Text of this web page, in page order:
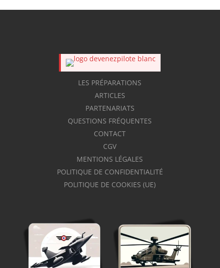
LES PRÉPARATIONS
ARTICLES
PARTENARIATS
QUESTIONS FRÉQUENTES
CONTACT
CGV
MENTIONS LÉGALES
POLITIQUE DE CONFIDENTIALITÉ
POLITIQUE DE COOKIES (UE)